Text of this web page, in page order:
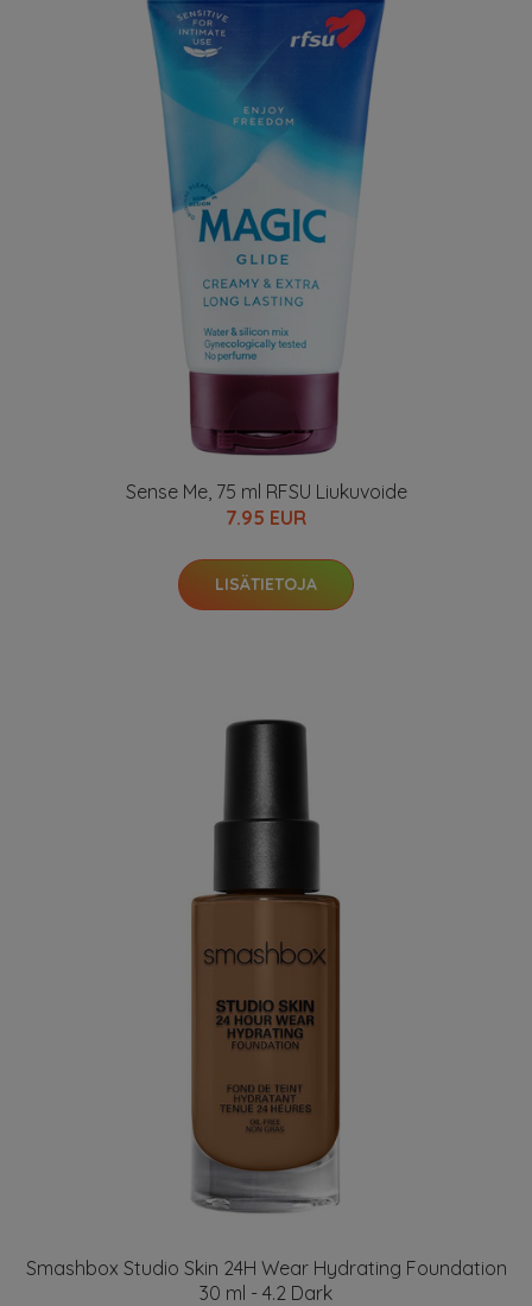
Sense Me, 75 ml RFSU Liukuvoide
7.95 EUR
LISÄTIETOJA
Smashbox Studio Skin 24H Wear Hydrating Foundation
30 ml - 4.2 Dark